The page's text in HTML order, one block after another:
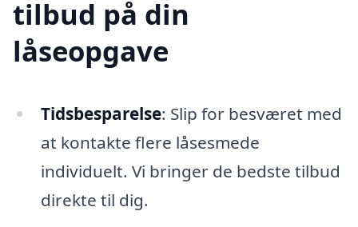
tilbud på din
låseopgave
Tidsbesparelse: Slip for besværet med
at kontakte flere låsesmede
individuelt. Vi bringer de bedste tilbud
direkte til dig.